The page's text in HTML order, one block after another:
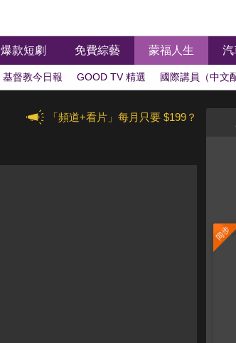
爆款短劇 免費綜藝 蒙福人生 汽
基督教今日報 GOOD TV 精選 國際講員（中文
「頻道+看片」每月只要 $199？